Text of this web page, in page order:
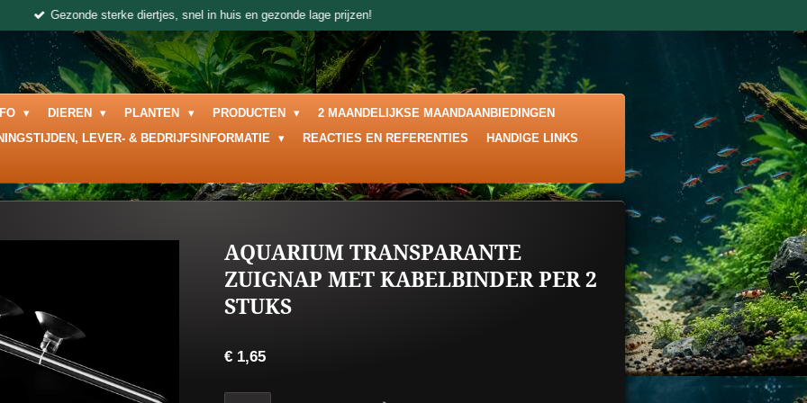
Gezonde sterke diertjes, snel in huis en gezonde lage prijzen!
DIEREN PLANTEN PRODUCTEN
2 MAANDELIJKSE MAANDAANBIEDINGEN
LEVER- & BEDRIJFSINFORMATIE REACTIES EN REFERENTIES HANDIGE LINKS
AQUARIUM TRANSPARANTE
ZUIGNAP MET KABELBINDER PER 2
STUKS
€ 1,65